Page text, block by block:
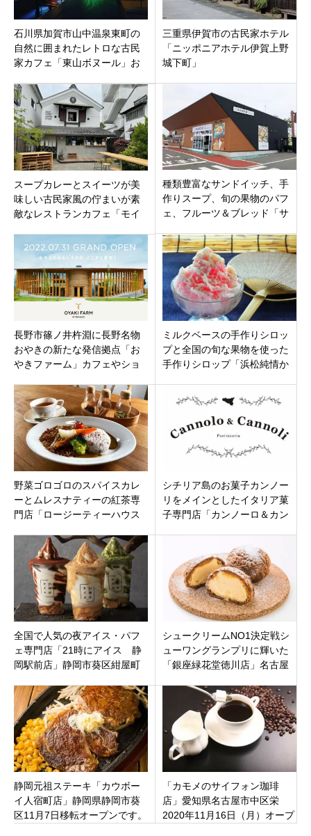
石川県加賀市山中温泉東町の
自然に囲まれたレトロな古民
家カフェ「東山ボヌール」お
ライスセット！
三重県伊賀市の古民家ホテル
「ニッポニアホテル伊賀上野
城下町」
スープカレーとスイーツが美
味しい古民家風の佇まいが素
敵なレストランカフェ「モイ
市中央
種類豊富なサンドイッチ、手
作りスープ、旬の果物のパフ
ェ、フルーツ＆ブレッド「サ
プ」長野県佐久市
長野市篠ノ井杵淵に長野名物
おやきの新たな発信拠点「お
やきファーム」カフェやショ
学もできる！7月31日オープン
ミルクベースの手作りシロッ
プと全国の旬な果物を使った
手作りシロップ「浜松純情か
8日オープン
野菜ゴロゴロのスパイスカレ
ーとムレスナティーの紅茶専
門店「ロージーティーハウス
シチリア島のお菓子カンノー
リをメインとしたイタリア菓
子専門店「カンノーロ＆カン
全国で人気の夜アイス・パフ
ェ専門店「21時にアイス 静
岡駅前店」静岡市葵区紺屋町
シュークリームNO1決定戦シ
ューワングランプリに輝いた
「銀座緑花堂徳川店」名古屋
静岡元祖ステーキ「カウボー
イ人宿町店」静岡県静岡市葵
区11月7日移転オープンです。
「カモメのサイフォン珈琲
店」愛知県名古屋市中区栄
2020年11月16日（月）オープ